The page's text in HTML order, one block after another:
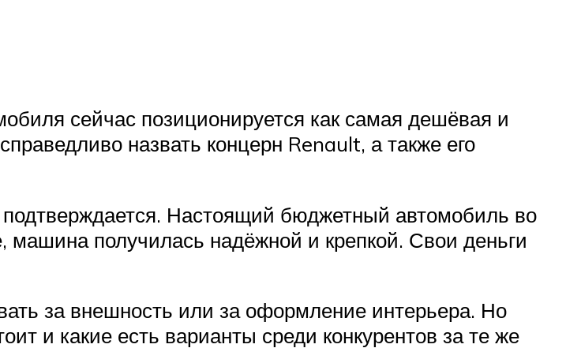
сейчас позиционируется как самая дешёвая и
назвать концерн Renault, а также его
Настоящий бюджетный автомобиль во
машина получилась надёжной и крепкой. Свои деньги
за внешность или за оформление интерьера. Но
и какие есть варианты среди конкурентов за те же